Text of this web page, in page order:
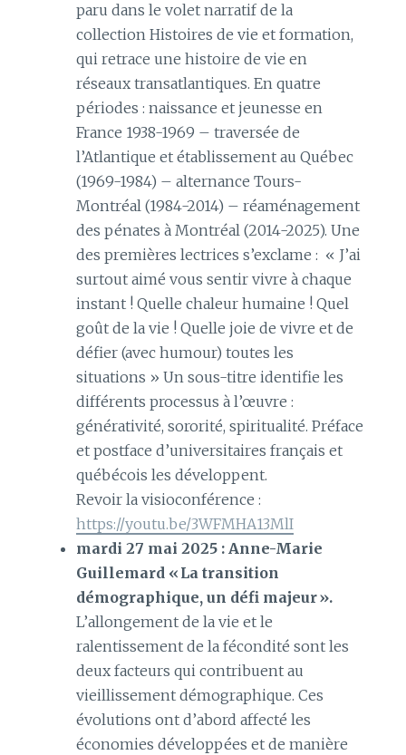
paru dans le volet narratif de la
collection Histoires de vie et formation,
qui retrace une histoire de vie en
réseaux transatlantiques. En quatre
périodes : naissance et jeunesse en
France 1938-1969 – traversée de
l’Atlantique et établissement au Québec
(1969-1984) – alternance Tours-
Montréal (1984-2014) – réaménagement
des pénates à Montréal (2014-2025). Une
des premières lectrices s’exclame : « J’ai
surtout aimé vous sentir vivre à chaque
instant ! Quelle chaleur humaine ! Quel
goût de la vie ! Quelle joie de vivre et de
défier (avec humour) toutes les
situations » Un sous-titre identifie les
différents processus à l’œuvre :
générativité, sororité, spiritualité. Préface
et postface d’universitaires français et
québécois les développent.
Revoir la visioconférence :
https://youtu.be/3WFMHA13MlI
mardi 27 mai 2025 : Anne-Marie
Guillemard « La transition
démographique, un défi majeur ».
L’allongement de la vie et le
ralentissement de la fécondité sont les
deux facteurs qui contribuent au
vieillissement démographique. Ces
évolutions ont d’abord affecté les
économies développées et de manière